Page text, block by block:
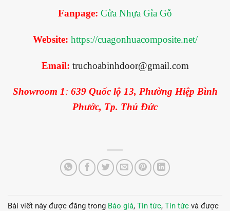
Fanpage: Cửa Nhựa Gỉa Gỗ
Website: https://cuagonhuacomposite.net/
Email: truchoabinhdoor@gmail.com
Showroom 1: 639 Quốc lộ 13, Phường Hiệp Bình
Phước, Tp. Thủ Đức
Bài viết này được đăng trong Báo giá, Tin tức, Tin tức và được